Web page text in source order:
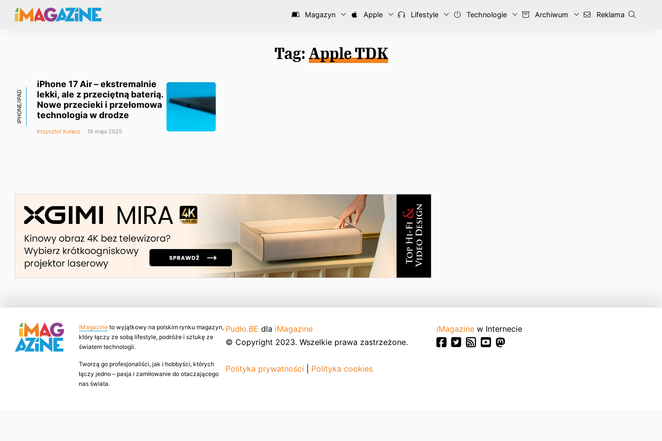
Magazyn Apple Lifestyle Technologie Archiwum Reklama
Tag: Apple TDK
IPHONE/IPAD
iPhone 17 Air – ekstremalnie
lekki, ale z przeciętną baterią.
Nowe przecieki i przełomowa
technologia w drodze
Krzysztof Kołacz 19 maja 2025
iMagazine to wyjątkowy na polskim rynku magazyn,
który łączy ze sobą lifestyle, podróże i sztukę ze
światem technologii.
Tworzą go profesjonaliści, jak i hobbyści, których
łączy jedno – pasja i zamiłowanie do otaczającego
nas świata.
Pudło.BE dla iMagazine
© Copyright 2023. Wszelkie prawa zastrzeżone.
Polityka prywatności Polityka cookies
iMagazine w Internecie